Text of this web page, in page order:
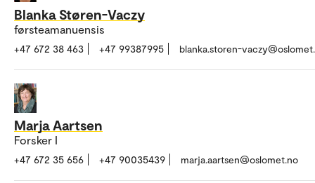
Blanka Støren-Vaczy
førsteamanuensis
+47 672 38 463 +47 99387995 blanka.storen-
Marja Aartsen
Forsker I
+47 672 35 656 +47 90035439 marja.aartsen@oslomet.no